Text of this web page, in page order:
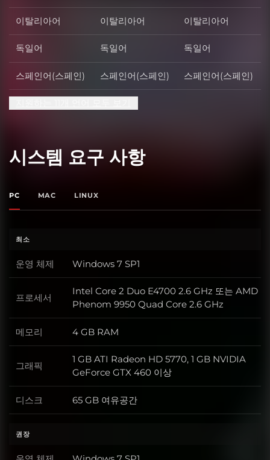
이탈리아어 이탈리아어 이탈리아어
독일어 독일어 독일어
스페인어(스페인) 스페인어(스페인) 스페인어(스페인)
시스템 요구 사항
PC MAC LINUX
최소
운영 체제 운영 체제
Windows 7 SP1
프로세서 프로세서
Intel Core 2 Duo E4700 2.6 GHz 또는 AMD
Phenom 9950 Quad Core 2.6 GHz
메모리 메모리
4 GB RAM
그래픽 그래픽
1 GB ATI Radeon HD 5770, 1 GB NVIDIA
GeForce GTX 460 이상
디스크 디스크
65 GB 여유공간
권장